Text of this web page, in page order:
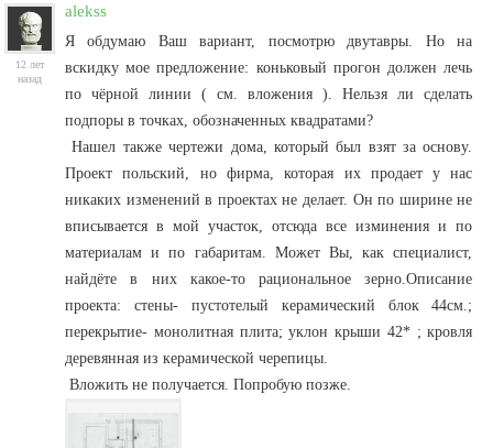
12 лет
назад
alekss
Я обдумаю Ваш вариант, посмотрю двутавры. Но на
вскидку мое предложение: коньковый прогон должен лечь
по чёрной линии ( см. вложения ). Нельзя ли сделать
подпоры в точках, обозначенных квадратами?
Нашел также чертежи дома, который был взят за основу.
Проект польский, но фирма, которая их продает у нас
никаких изменений в проектах не делает. Он по ширине не
вписывается в мой участок, отсюда все изминения и по
материалам и по габаритам. Может Вы, как специалист,
найдёте в них какое-то рациональное зерно.Описание
проекта: стены- пустотелый керамический блок 44см.;
перекрытие- монолитная плита; уклон крыши 42* ; кровля
деревянная из керамической черепицы.
Вложить не получается. Попробую позже.